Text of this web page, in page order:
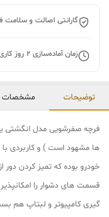
گارانتی اصالت و سلامت
زمان آماده‌سازی 2 روز
توضیحات مشخصات
فرچه صفرشویی مدل
ها مشهود است ) و کاربردی با
خودرو بوده که تمیز کردن
قسمت های دشوار را
گیری کامپیوتر و لبتاپ هم